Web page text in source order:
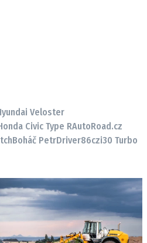
Veloster
Civic Type RAutoRoad.cz
Boháč PetrDriver86czi30 Turbo